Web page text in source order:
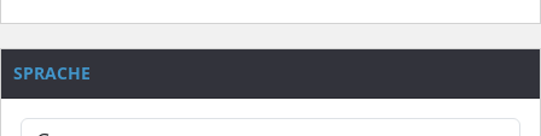
SPRACHE